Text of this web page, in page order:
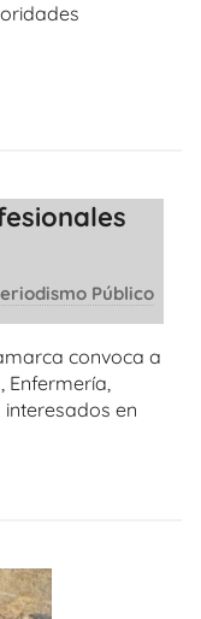
Público
convoca a
Enfermería,
en